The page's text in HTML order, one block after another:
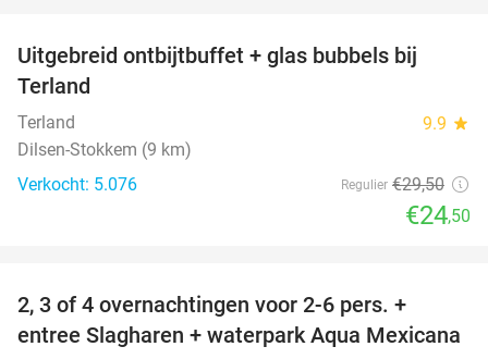
Uitgebreid ontbijtbuffet + glas bubbels bij
Terland
Terland 9.9 star
Dilsen-Stokkem (9 km)
Verkocht: 5.076
Regulier €29,50
€24,50
2, 3 of 4 overnachtingen voor 2-6 pers. +
entree Slagharen + waterpark Aqua Mexicana